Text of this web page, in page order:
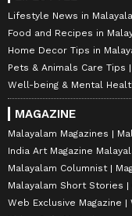
Lifestyle News in
Food and Recipes in
Home Decor Tips in
Pets & Animals Care Tips
Well-being & Mental
MAGAZINE
Malayalam Magazines
India Art Magazine
Malayalam Columnist
Malayalam Short Stories
Web Exclusive Magazine